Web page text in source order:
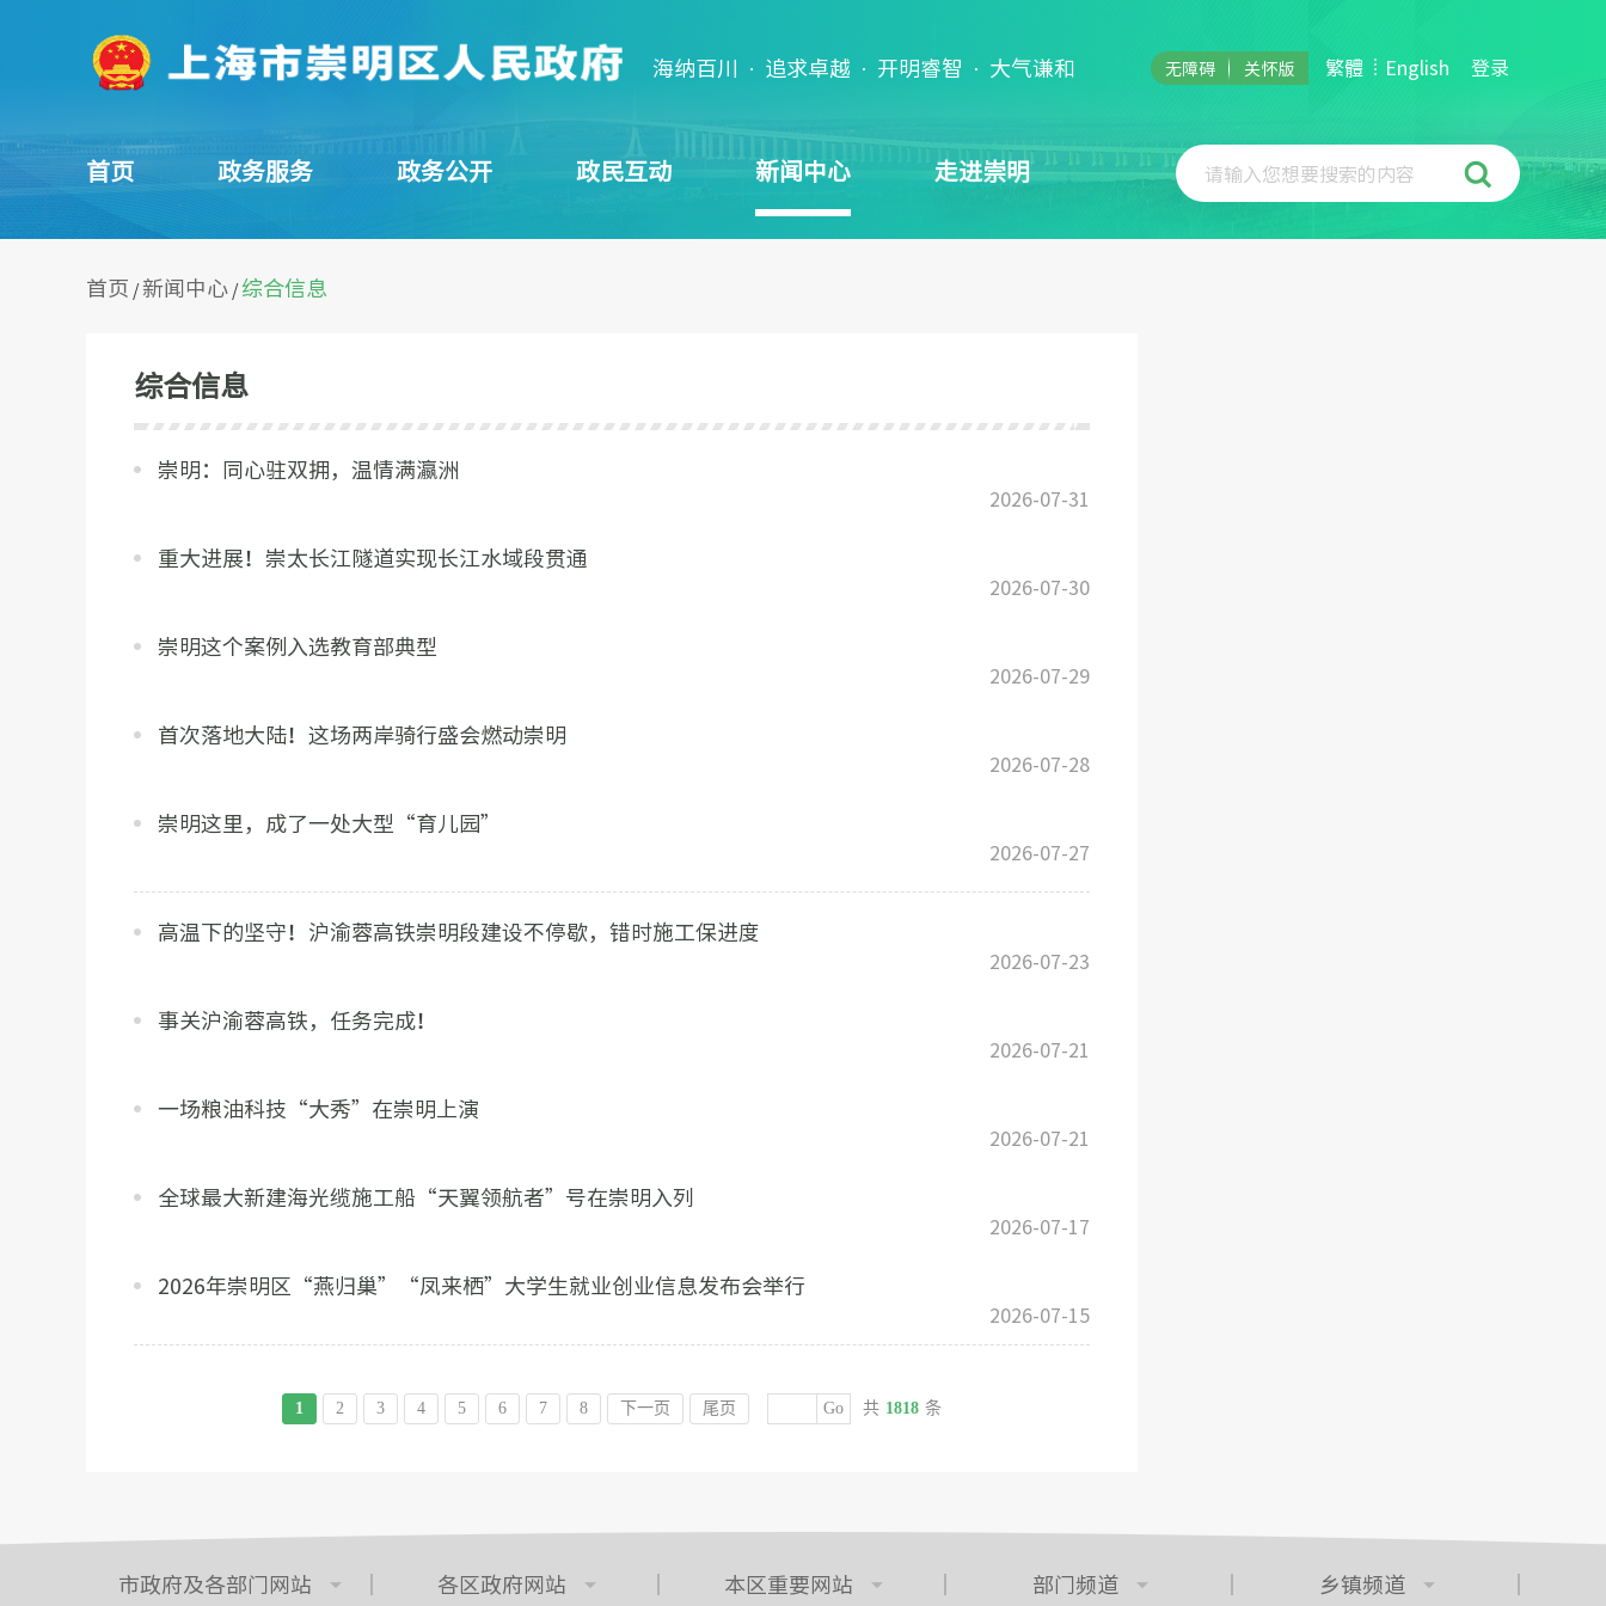
海纳百川 · 追求卓越 · 开明睿智 · 大气谦和 无障碍 关怀版 繁體 English 登录
首页 政务服务 政务公开 政民互动 新闻中心 走进崇明 请输入您想要搜索的内容
首页 /新闻中心 /综合信息
综合信息
崇明：同心驻双拥，温情满瀛洲
2026-07-31
重大进展！崇太长江隧道实现长江水域段贯通
2026-07-30
崇明这个案例入选教育部典型
2026-07-29
首次落地大陆！这场两岸骑行盛会燃动崇明
2026-07-28
崇明这里，成了一处大型“育儿园”
2026-07-27
高温下的坚守！沪渝蓉高铁崇明段建设不停歇，错时施工保进度
2026-07-23
事关沪渝蓉高铁，任务完成！
2026-07-21
一场粮油科技“大秀”在崇明上演
2026-07-21
全球最大新建海光缆施工船“天翼领航者”号在崇明入列
2026-07-17
2026年崇明区“燕归巢”“凤来栖”大学生就业创业信息发布会举行
2026-07-15
1 2 3 4 5 6 7 8 下一页 尾页 Go 共 1818 条
市政府及各部门网站 各区政府网站 本区重要网站 部门频道 乡镇频道